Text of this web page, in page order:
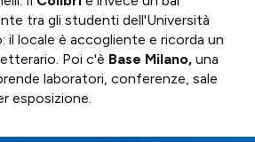
tra gli studenti dell'Università
il locale è accogliente e ricorda un
Poi c'è Base Milano, una
laboratori, conferenze, sale
esposizione.